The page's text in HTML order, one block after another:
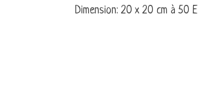
Dimension: 20 x 20 cm à 50 E